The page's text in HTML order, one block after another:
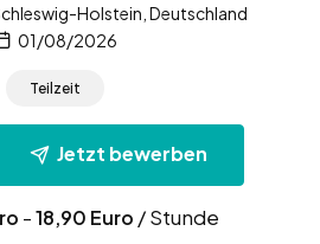
Holstein, Deutschland
01/08/2026
Teilzeit
Jetzt bewerben
-18,90 Euro / Stunde